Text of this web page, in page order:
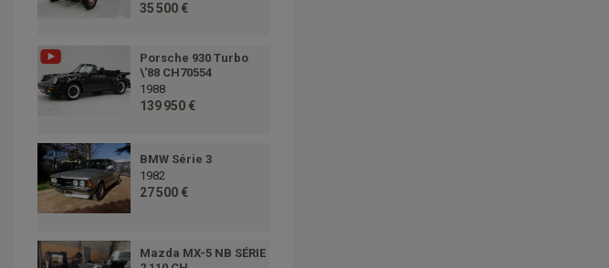
35 500 €
Porsche 930 Turbo
\'88 CH70554
1988
139 950 €
BMW Série 3
1982
27 500 €
Mazda MX-5 NB SÉRIE